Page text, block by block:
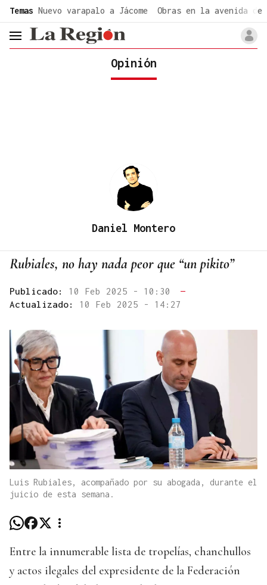
Temas Nuevo varapalo a Jácome Obras en la avenida de
header.menu.open
Opinión
Daniel Montero
Rubiales, no hay nada peor que “un pikito”
Publicado: 10 Feb 2025 - 10:30
—
Actualizado: 10 Feb 2025 - 14:27
Luis Rubiales, acompañado por su abogada, durante el
juicio de esta semana.
Entre la innumerable lista de tropelías, chanchullos
y actos ilegales del expresidente de la Federación